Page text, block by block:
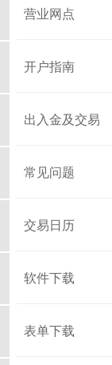
营业网点
开户指南
出入金及交易
常见问题
交易日历
软件下载
表单下载